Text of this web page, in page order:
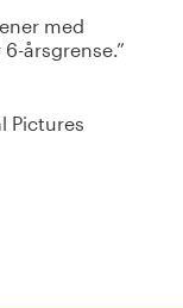
med
årsgrense.
Pictures